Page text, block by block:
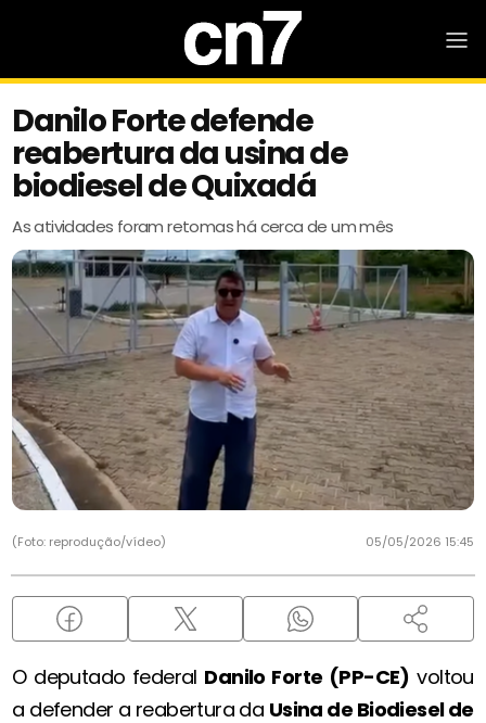
Danilo Forte defende
reabertura da usina de
biodiesel de Quixadá
As atividades foram retomas há cerca de um mês
(Foto: reprodução/vídeo) 05/05/2026 15:45
O deputado federal Danilo Forte (PP-CE) voltou
a defender a reabertura da Usina de Biodiesel de